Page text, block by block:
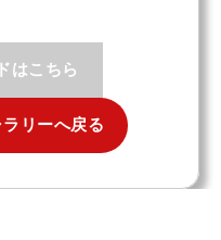
はこちら
リーへ戻る